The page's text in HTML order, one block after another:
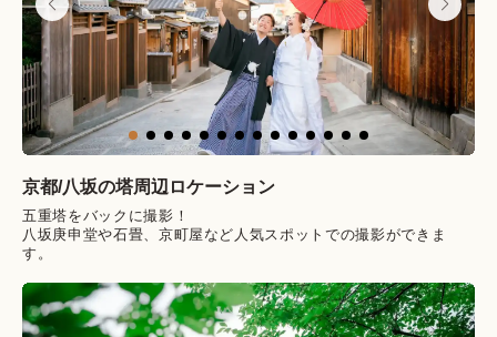
京都/八坂の塔周辺 ロケーション
五重塔をバックに撮影！
八坂庚申堂や石畳、京町屋など人気スポットでの撮影ができま
す。